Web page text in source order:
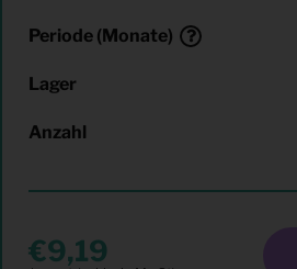
Periode (Monate)
Lager
Anzahl
9,19